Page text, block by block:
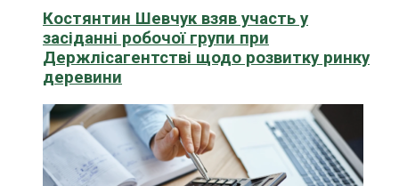
Костянтин Шевчук взяв участь у
засіданні робочої групи при
Держлісагентстві щодо розвитку ринку
деревини